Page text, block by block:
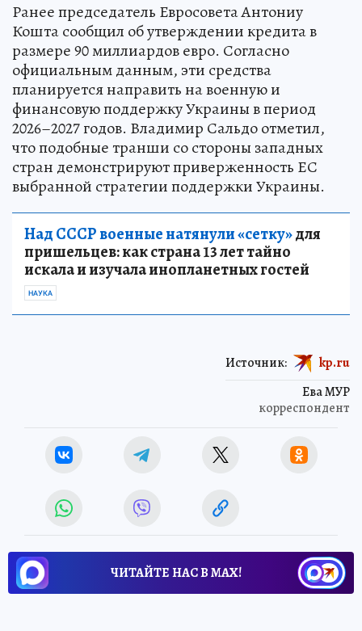
Ранее председатель Евросовета Антониу
Кошта сообщил об утверждении кредита в
размере 90 миллиардов евро. Согласно
официальным данным, эти средства
планируется направить на военную и
финансовую поддержку Украины в период
2026–2027 годов. Владимир Сальдо отметил,
что подобные транши со стороны западных
стран демонстрируют приверженность ЕС
выбранной стратегии поддержки Украины.
Над СССР военные натянули «сетку»для
пришельцев: как страна 13 лет тайно
искала и изучала инопланетных гостей
НАУКА
Ева МУР
корреспондент
Источник: kp.ru
ЧИТАЙТЕ НАС В МАХ!